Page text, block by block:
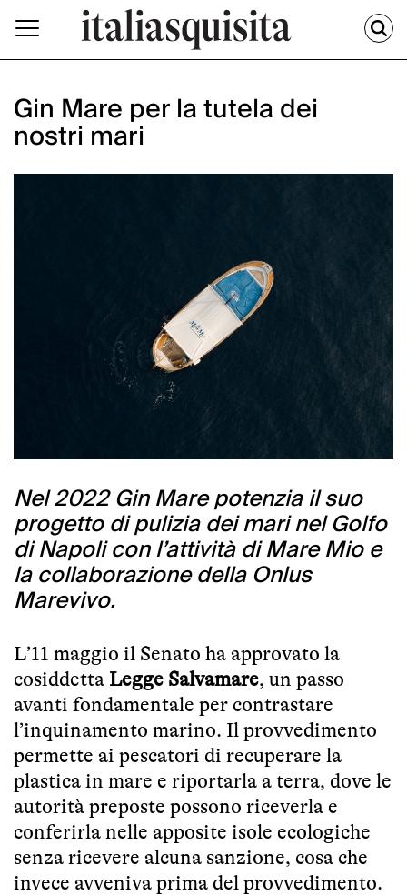
Gin Mare per la tutela dei
nostri mari
Nel 2022 Gin Mare potenzia il suo
progetto di pulizia dei mari nel Golfo
di Napoli con l’attività di Mare Mio e
la collaborazione della Onlus
Marevivo.
L’11 maggio il Senato ha approvato la
cosiddetta Legge Salvamare, un passo
avanti fondamentale per contrastare
l’inquinamento marino. Il provvedimento
permette ai pescatori di recuperare la
plastica in mare e riportarla a terra, dove le
autorità preposte possono riceverla e
conferirla nelle apposite isole ecologiche
senza ricevere alcuna sanzione, cosa che
invece avveniva prima del provvedimento.